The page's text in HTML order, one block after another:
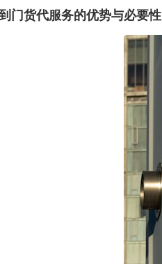
门货代服务的优势与必要性